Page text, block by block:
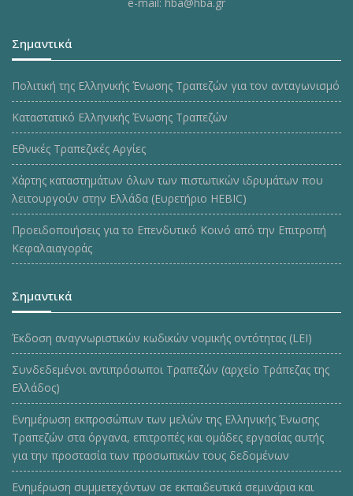
Σημαντικά
Πολιτική της Ελληνικής Ένωσης Τραπεζών για τον ανταγωνισμό
Καταστατικό Ελληνικής Ένωσης Τραπεζών
Εθνικές Τραπεζικές Αργίες
Χάρτης καταστημάτων όλων των πιστωτικών ιδρυμάτων που
λειτουργούν στην Ελλάδα (Ευρετήριο HEBIC)
Προειδοποιήσεις για το Επενδυτικό Κοινό από την Επιτροπή
Κεφαλαιαγοράς
Σημαντικά
Έκδοση αναγνωριστικών κωδικών νομικής οντότητας (LEI)
Συνδεδεμένοι αντιπρόσωποι Τραπεζών (αρχείο Τράπεζας της
Ελλάδος)
Ενημέρωση εκπροσώπων των μελών της Ελληνικής Ένωσης
Τραπεζών στα όργανα, επιτροπές και ομάδες εργασίας αυτής
για την προστασία των προσωπικών τους δεδομένων
Ενημέρωση συμμετεχόντων σε εκπαιδευτικά σεμινάρια και